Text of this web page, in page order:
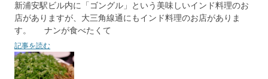
新浦安駅ビル内に「ゴングル」という美味しいインド料理のお
店がありますが、大三角線通にもインド料理のお店がありま
す。 ナンが食べたくて
記事を読む